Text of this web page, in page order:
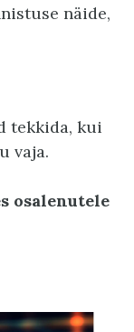
näide,
tekkida, kui
vaja.
osalenutele